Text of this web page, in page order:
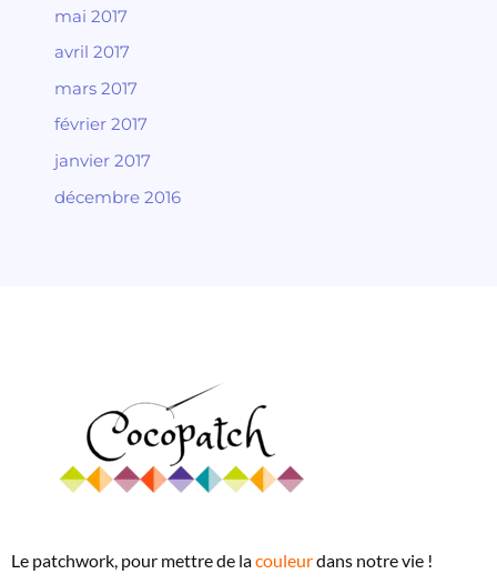
mai 2017
avril 2017
mars 2017
février 2017
janvier 2017
décembre 2016
Le patchwork, pour mettre de lacouleurdans notre vie !